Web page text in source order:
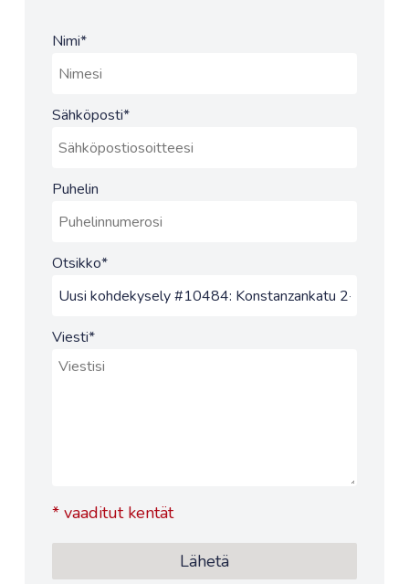
Nimi*
Sähköposti*
Puhelin
Otsikko*
Viesti*
*vaaditut kentät